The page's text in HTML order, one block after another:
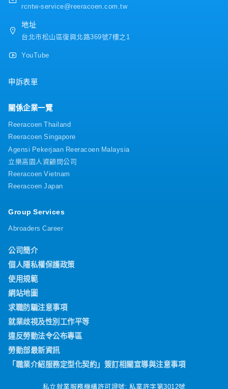
rcntw-service@reeracoen.com.tw
地址
台北市松山區復興北路369號7樓之1
YouTube
申訴表單
關係企業一覽
Reeracoen Thailand
Reeracoen Singapore
Agensi Pekerjaan Reeracoen Malaysia
立樂高園人資顧問公司
Reeracoen Vietnam
Reeracoen Japan
Group Services
Abroaders Career
公司簡介
個人隱私權保護政策
使用規範
網站地圖
求職防騙注意事項
就業歧視及性別工作平等
違反勞動法令公布專區
勞動部最新資訊
「職業介紹服務定型化契約」簽訂相關宣導與注意事項
私立就業服務機構許可證號: 私業許字第3012號